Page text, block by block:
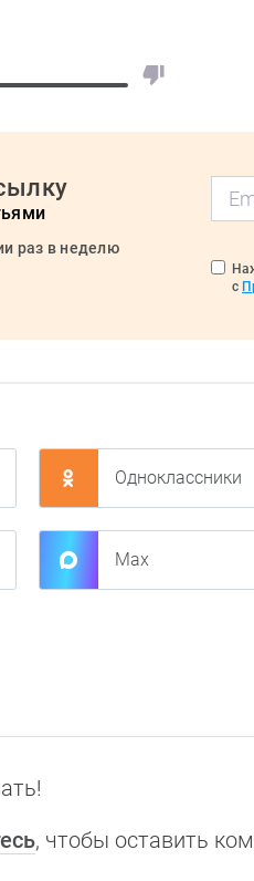
раз в неделю
с
Одноклассники
Max
, чтобы оставить